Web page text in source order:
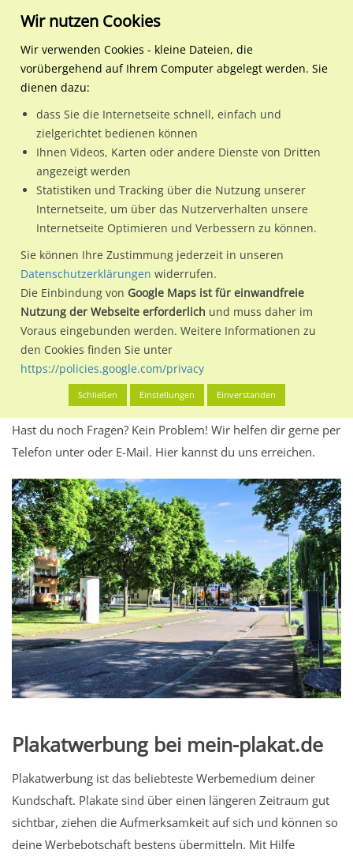
Regionale Plakatwerbung Baden-Württemberg
Kehl, Stadt
Richard-Wagner-Str
77694 / Kehl, Stadt
Nutze günstige Werbemöglichkeiten am Standort Richard-
Wagner-Str 109/Hauptstr nh in Kehl, Stadt.
Wir erheben für jede unserer Werbeflächen individuelle und
aktuelleStandortinformationenundLeistungswerte
kannst du dich schon vor der Buchung im Detail über den
Standort, seine Reichweite und Werbewirkung sowie
eventuelle Beschränkungen in den zugelassenen
Werbeinhalten informieren.
Alles klar? Dann findest du direkt im unteren Teil dieser Seite
Buchungdes Standorts.
Hast du noch Fragen? Kein Problem! Wir helfen dir gerne per
Telefon unter oder E-Mail. Hier kannst du uns erreichen.
Plakatwerbung bei mein-plakat.de
Plakatwerbung ist das beliebteste Werbemedium deiner
Kundschaft. Plakate sind über einen längeren Zeitraum gut
sichtbar, ziehen die Aufmerksamkeit auf sich und können so
deine Werbebotschaft bestens übermitteln. Mit Hilfe
Wir nutzen Cookies
Wir verwenden Cookies - kleine Dateien, die
vorübergehend auf Ihrem Computer abgelegt werden. Sie
dienen dazu:
dass Sie die Internetseite schnell, einfach und
zielgerichtet bedienen können
Ihnen Videos, Karten oder andere Dienste von Dritten
angezeigt werden
Statistiken und Tracking über die Nutzung unserer
Internetseite, um über das Nutzerverhalten unsere
Internetseite Optimieren und Verbessern zu können.
Sie können Ihre Zustimmung jederzeit in unseren
Datenschutzerklärungen widerrufen.
Die Einbindung von Google Maps ist für einwandfreie
Nutzung der Webseite erforderlich und muss daher im
Voraus eingebunden werden. Weitere Informationen zu
den Cookies finden Sie unter
https://policies.google.com/privacy
Schließen Einstellungen Einverstanden